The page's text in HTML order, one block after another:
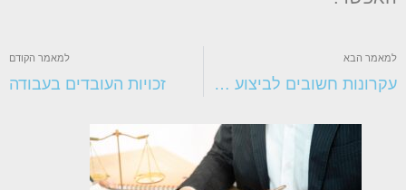
הבא
עקרונות חשובים לביצוע תמ"א 38
למאמר הקודם
זכויות העובדים בעבודה